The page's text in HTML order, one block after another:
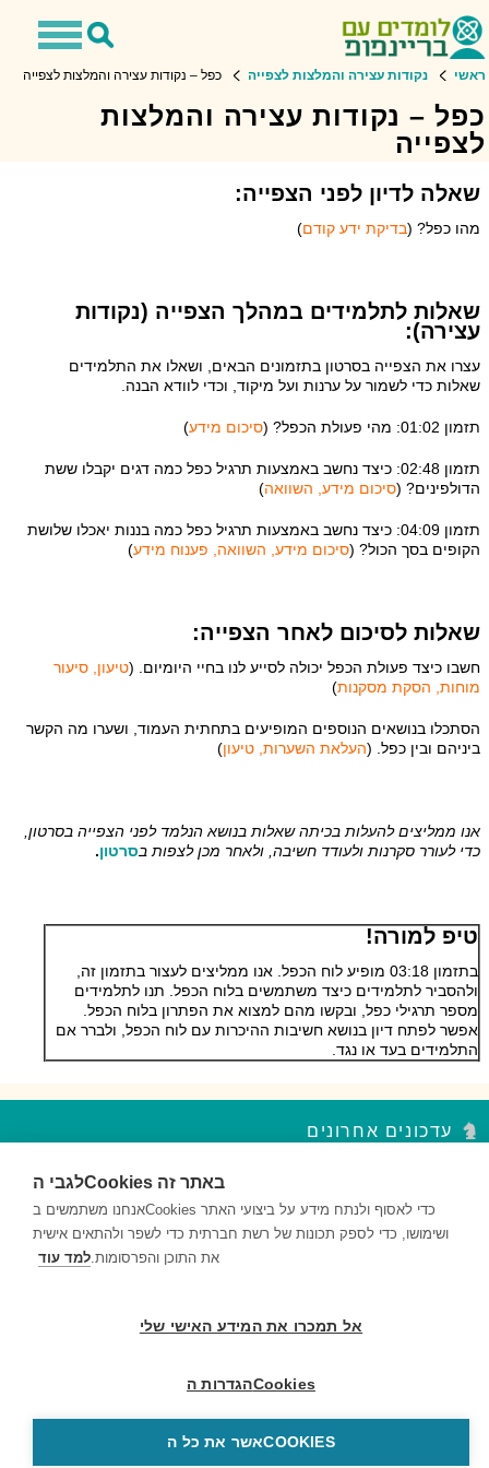
Toggle
Toggle
ראשי נקודות עצירה והמלצות לצפייה כפל – נקודות עצירה והמלצות לצפייה
כפל – נקודות עצירה והמלצות
לצפייה
שאלה לדיון לפני הצפייה:
מהו כפל? (בדיקת ידע קודם)
שאלות לתלמידים במהלך הצפייה (נקודות
עצירה):
עצרו את הצפייה בסרטון בתזמונים הבאים, ושאלו את התלמידים
שאלות כדי לשמור על ערנות ועל מיקוד, וכדי לוודא הבנה.
תזמון 01:02: מהי פעולת הכפל? ( סיכום מידע)
תזמון 02:48: כיצד נחשב באמצעות תרגיל כפל כמה דגים יקבלו ששת
הדולפינים? (סיכום מידע, השוואה)
תזמון 04:09: כיצד נחשב באמצעות תרגיל כפל כמה בננות יאכלו שלושת
הקופים בסך הכול? (סיכום מידע, השוואה, פענוח מידע)
שאלות לסיכום לאחר הצפייה:
חשבו כיצד פעולת הכפל יכולה לסייע לנו בחיי היומיום. (טיעון, סיעור
מוחות, הסקת מסקנות)
הסתכלו בנושאים הנוספים המופיעים בתחתית העמוד, ושערו מה הקשר
ביניהם ובין כפל. (העלאת השערות, טיעון)
אנו ממליצים להעלות בכיתה שאלות בנושא הנלמד לפני הצפייה בסרטון,
כדי לעורר סקרנות ולעודד חשיבה, ולאחר מכן לצפות בסרטון.
טיפ למורה!
בתזמון 03:18 מופיע לוח הכפל. אנו ממליצים לעצור בתזמון זה,
ולהסביר לתלמידים כיצד משתמשים בלוח הכפל. תנו לתלמידים
מספר תרגילי כפל, ובקשו מהם למצוא את הפתרון בלוח הכפל.
אפשר לפתח דיון בנושא חשיבות ההיכרות עם לוח הכפל, ולברר אם
התלמידים בעד או נגד.
עדכונים אחרונים
השאלות במקבץ נקודות העצירה מעודדות למידה ברמות חשיבה שונות...
השאלות במקבץ נקודות העצירה מעודדות למידה ברמות חשיבה שונות...
דם ותאי דם – נקודות עצירה מקבץ 2
השאלות במקבץ נקודות העצירה מעודדות למידה ברמות חשיבה שונות...
לגבי הCookies באתר זה
אנחנו משתמשים בCookies כדי לאסוף ולנתח מידע על ביצועי האתר
ושימושו, כדי לספק תכונות של רשת חברתית כדי לשפר ולהתאים אישית
את התוכן והפרסומות.למד עוד
אל תמכרו את המידע האישי שלי
הגדרות הCookies
אשר את כל הCOOKIES